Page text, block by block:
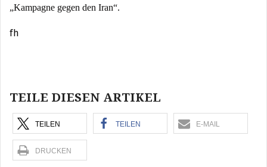
„Kampagne gegen den Iran“.
fh
TEILE DIESEN ARTIKEL
TEILEN TEILEN E-MAIL
DRUCKEN